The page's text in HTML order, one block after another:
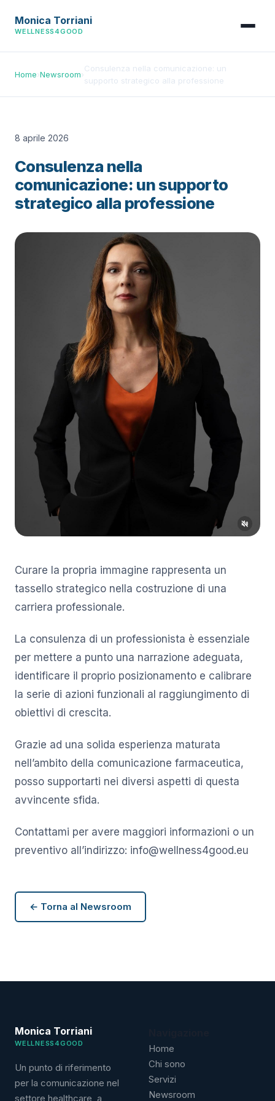
Monica Torriani
WELLNESS4GOOD
Home›Newsroom›
Consulenza nella comunicazione: un
supporto strategico alla professione
8 aprile 2026
Consulenza nella
comunicazione: un supporto
strategico alla professione
Curare la propria immagine rappresenta un
tassello strategico nella costruzione di una
carriera professionale.
La consulenza di un professionista è essenziale
per mettere a punto una narrazione adeguata,
identificare il proprio posizionamento e calibrare
la serie di azioni funzionali al raggiungimento di
obiettivi di crescita.
Grazie ad una solida esperienza maturata
nell’ambito della comunicazione farmaceutica,
posso supportarti nei diversi aspetti di questa
avvincente sfida.
Contattami per avere maggiori informazioni o un
preventivo all’indirizzo: info@wellness4good.eu
← Torna al Newsroom
Monica Torriani
WELLNESS4GOOD
Un punto di riferimento
per la comunicazione nel
settore healthcare, a
Home
Chi sono
Servizi
Newsroom